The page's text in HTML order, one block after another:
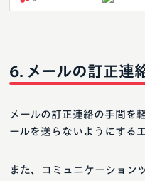
メールの訂正連
メールの訂正連絡の手間を
ールを送らないようにする
また、コミュニケーション